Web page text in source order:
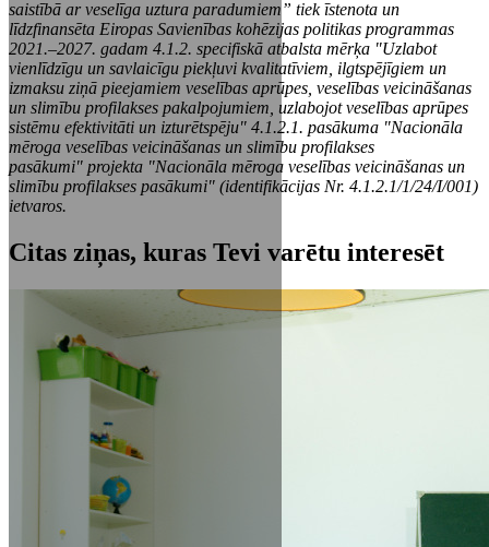
saistībā ar veselīga uztura paradumiem” tiek īstenota un
līdzfinansēta Eiropas Savienības kohēzijas politikas programmas
2021.–2027. gadam 4.1.2. specifiskā atbalsta mērķa "Uzlabot
vienlīdzīgu un savlaicīgu piekļuvi kvalitatīviem, ilgtspējīgiem un
izmaksu ziņā pieejamiem veselības aprūpes, veselības veicināšanas
un slimību profilakses pakalpojumiem, uzlabojot veselības aprūpes
sistēmu efektivitāti un izturētspēju" 4.1.2.1. pasākuma "Nacionāla
mēroga veselības veicināšanas un slimību profilakses
pasākumi" projekta "Nacionāla mēroga veselības veicināšanas un
slimību profilakses pasākumi" (identifikācijas Nr. 4.1.2.1/1/24/I/001)
ietvaros.
Citas ziņas, kuras Tevi varētu interesēt